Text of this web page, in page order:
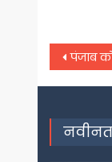
Post
पंजाब को